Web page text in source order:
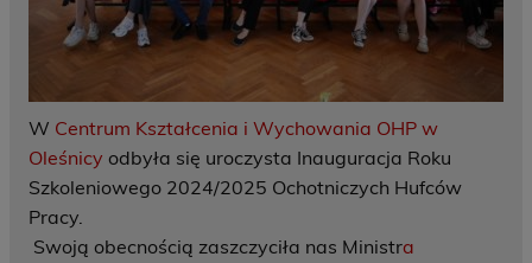
W Centrum Kształcenia i Wychowania OHP w
Oleśnicy odbyła się uroczysta Inauguracja Roku
Szkoleniowego 2024/2025 Ochotniczych Hufców
Pracy.
Swoją obecnością zaszczyciła nas Ministra